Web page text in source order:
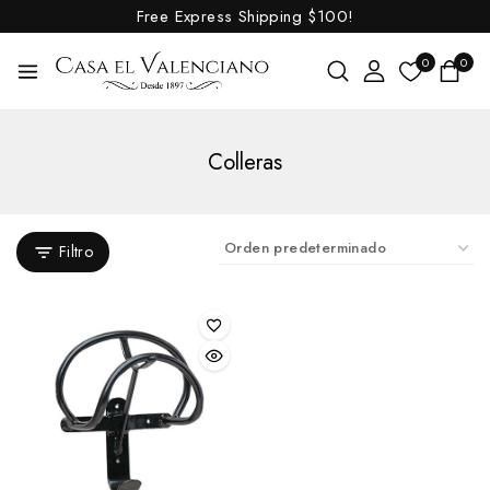
Free Express Shipping $100!
0 0
Colleras
Filtro
Escofinas
Espuelas inglesas
Esquiladoras
Establo, Guadarnés y Pista
Aspiradores y Repuestos
Bebederos y Repuestos
Carretillas
Cazos medidores
Comederos